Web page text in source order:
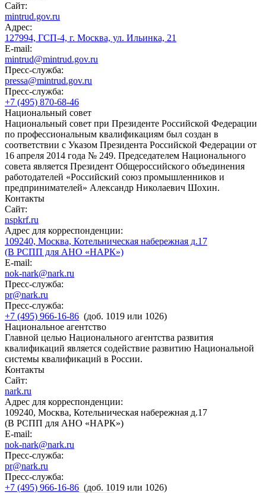
Сайт:
mintrud.gov.ru
Адрес:
127994, ГСП-4, г. Москва, ул. Ильинка, 21
E-mail:
mintrud@mintrud.gov.ru
Пресс-служба:
pressa@mintrud.gov.ru
Пресс-служба:
+7 (495) 870-68-46
Национальный совет
Национальный совет при Президенте Российской Федерации
по профессиональным квалификациям был создан в
соответствии с Указом Президента Российской Федерации от
16 апреля 2014 года № 249. Председателем Национального
совета является Президент Общероссийского объединения
работодателей «Российский союз промышленников и
предпринимателей» Александр Николаевич Шохин.
Контакты
Сайт:
nspkrf.ru
Адрес для корреспонденции:
109240, Москва, Котельническая набережная д.17
(В РСПП для АНО «НАРК»)
E-mail:
nok-nark@nark.ru
Пресс-служба:
pr@nark.ru
Пресс-служба:
+7 (495) 966-16-86 (доб. 1019 или 1026)
Национальное агентство
Главной целью Национального агентства развития
квалификаций является содействие развитию Национальной
системы квалификаций в России.
Контакты
Сайт:
nark.ru
Адрес для корреспонденции:
109240, Москва, Котельническая набережная д.17
(В РСПП для АНО «НАРК»)
E-mail:
nok-nark@nark.ru
Пресс-служба:
pr@nark.ru
Пресс-служба:
+7 (495) 966-16-86 (доб. 1019 или 1026)